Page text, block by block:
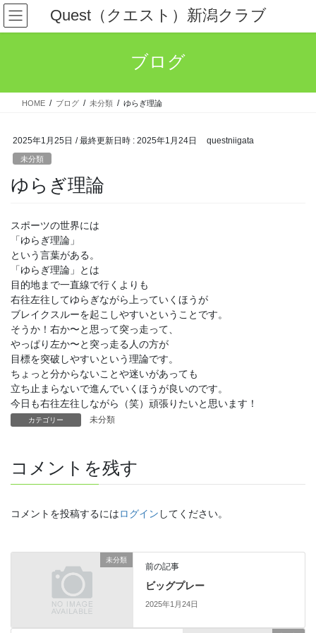
コ
ン
テ
ス
ナ
ビ
ゲ
ン
Quest（クエスト）新潟クラブ
ブログ
HOME ブログ 未分類 ゆらぎ理論
2025年1月25日 / 最終更新日時 : 2025年1月24日 questniigata
未分類
ゆらぎ理論
スポーツの世界には
「ゆらぎ理論」
という言葉がある。
「ゆらぎ理論」とは
目的地まで一直線で行くよりも
右往左往してゆらぎながら上っていくほうが
ブレイクスルーを起こしやすいということです。
そうか！右か〜と思って突っ走って、
やっぱり左か〜と突っ走る人の方が
目標を突破しやすいという理論です。
ちょっと分からないことや迷いがあっても
立ち止まらないで進んでいくほうが良いのです。
今日も右往左往しながら（笑）頑張りたいと思います！
カテゴリー 未分類
コメントを残す
コメントを投稿するにはログイン してください。
未分類
前の記事
ビッグプレー
2025年1月24日